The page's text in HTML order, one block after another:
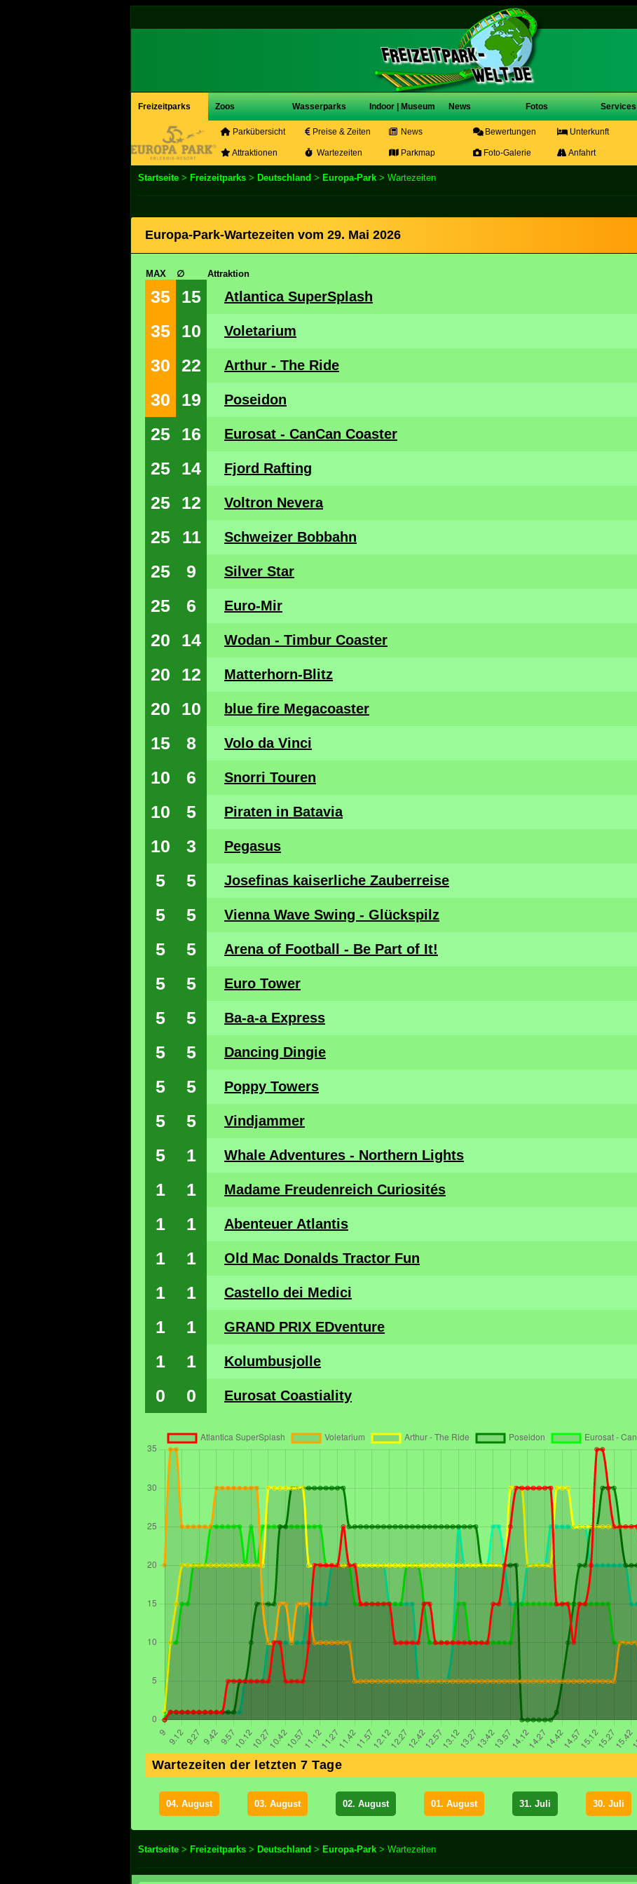
Freizeitparks Zoos Wasserparks Indoor | Museum News Fotos Services
Parkübersicht Preise & Zeiten News Bewertungen Unterkunft
Attraktionen Wartezeiten Parkmap Foto-Galerie Anfahrt
Startseite > Freizeitparks > Deutschland > Europa-Park > Wartezeiten
Europa-Park-Wartezeiten vom 29. Mai 2026
MAX ∅ Attraktion
35 15 Atlantica SuperSplash
35 10 Voletarium
30 22 Arthur - The Ride
30 19 Poseidon
25 16 Eurosat - CanCan Coaster
25 14 Fjord Rafting
25 12 Voltron Nevera
25 11 Schweizer Bobbahn
25 9 Silver Star
25 6 Euro-Mir
20 14 Wodan - Timbur Coaster
20 12 Matterhorn-Blitz
20 10 blue fire Megacoaster
15 8 Volo da Vinci
10 6 Snorri Touren
10 5 Piraten in Batavia
10 3 Pegasus
5 5 Josefinas kaiserliche Zauberreise
5 5 Vienna Wave Swing - Glückspilz
5 5 Arena of Football - Be Part of It!
5 5 Euro Tower
5 5 Ba-a-a Express
5 5 Dancing Dingie
5 5 Poppy Towers
5 5 Vindjammer
5 1 Whale Adventures - Northern Lights
1 1 Madame Freudenreich Curiosités
1 1 Abenteuer Atlantis
1 1 Old Mac Donalds Tractor Fun
1 1 Castello dei Medici
1 1 GRAND PRIX EDventure
1 1 Kolumbusjolle
0 0 Eurosat Coastiality
Wartezeiten der letzten 7 Tage
04. August 03. August 02. August 01. August 31. Juli 30. Juli
Startseite > Freizeitparks > Deutschland > Europa-Park > Wartezeiten